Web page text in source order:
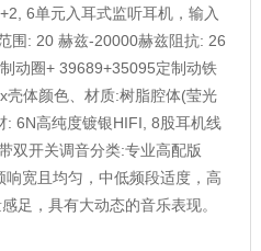
6单元入耳式监听耳机，输入
围: 20 赫兹-20000赫兹阻抗: 26
动圈+ 39689+35095定制动铁
体颜色、材质:树脂腔体(莹光
: 6N高纯度镀银HIFI, 8股耳机线
双开关调音分类:专业高配版
宽且均匀，中低频段适度，高
足，具有大动态的音乐表现。